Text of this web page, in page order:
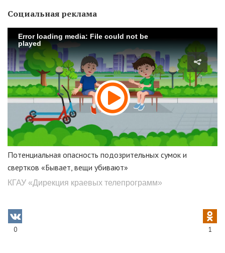
Социальная реклама
Error loading media: File could not be
played
Потенциальная опасность подозрительных сумок и
свертков «Бывает, вещи убивают»
КГАУ «Дирекция краевых телепрограмм»
0 1